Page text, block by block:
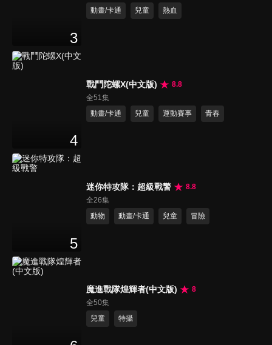
3
動畫/卡通
兒童 熱血
4
戰鬥陀螺X(中文版)
8.8
全51集
動畫/卡通
兒童 運動賽事 青春
5
迷你特攻隊：超級戰警
8.8
全26集
動物
動畫/卡通 兒童 冒險
魔進戰隊煌輝者(中文版)
8
全50集
兒童
特攝